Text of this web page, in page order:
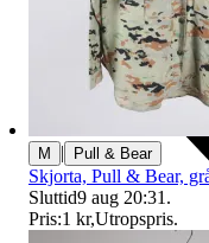
M | Pull & Bear
Skjorta, Pull & Bear,
Sluttid9 aug 20:31 .
Pris:1 kr,Utropspris.